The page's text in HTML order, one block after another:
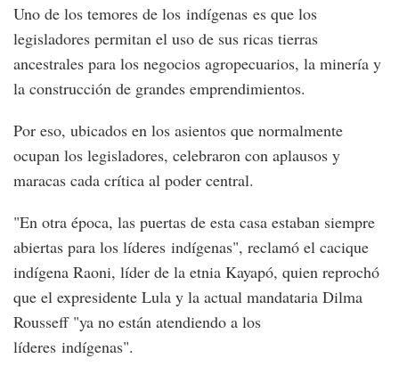
Uno de los temores de los indígenas es que los
legisladores permitan el uso de sus ricas tierras
ancestrales para los negocios agropecuarios, la minería y
la construcción de grandes emprendimientos.
Por eso, ubicados en los asientos que normalmente
ocupan los legisladores, celebraron con aplausos y
maracas cada crítica al poder central.
"En otra época, las puertas de esta casa estaban siempre
abiertas para los líderes indígenas", reclamó el cacique
indígena Raoni, líder de la etnia Kayapó, quien reprochó
que el expresidente Lula y la actual mandataria Dilma
Rousseff "ya no están atendiendo a los
líderes indígenas".